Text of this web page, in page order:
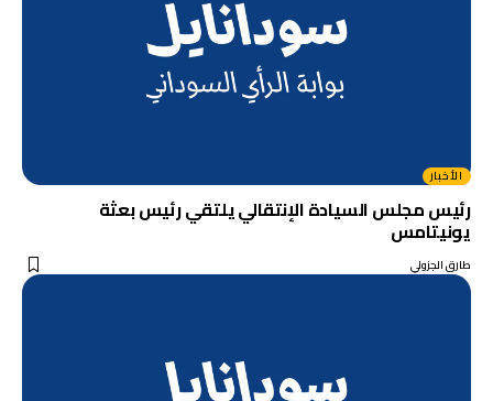
الأخبار
رئيس مجلس السيادة الإنتقالي يلتقي رئيس بعثة
يونيتامس
طارق الجزولي